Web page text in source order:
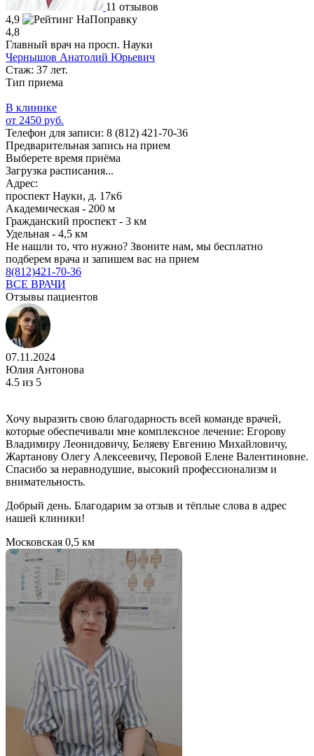
11 отзывов
4,9
4,8
Главный врач на просп. Науки
Чернышов Анатолий Юрьевич
Стаж: 37 лет.
Тип приема
В клинике
от 2450 руб.
Телефон для записи: 8 (812) 421-70-36
Предварительная запись на прием
Выберете время приёма
Загрузка расписания...
Адрес:
проспект Науки, д. 17к6
Академическая - 200 м
Гражданский проспект - 3 км
Удельная - 4,5 км
Не нашли то, что нужно? Звоните нам, мы бесплатно
подберем врача и запишем вас на прием
8(812)421-70-36
ВСЕ ВРАЧИ
Отзывы пациентов
07.11.2024
Юлия Антонова
4.5 из 5
Хочу выразить свою благодарность всей команде врачей,
которые обеспечивали мне комплексное лечение: Егорову
Владимиру Леонидовичу, Беляеву Евгению Михайловичу,
Жартанову Олегу Алексеевичу, Перовой Елене Валентиновне.
Спасибо за неравнодушие, высокий профессионализм и
внимательность.
Добрый день. Благодарим за отзыв и тёплые слова в адрес
нашей клиники!
Московская 0,5 км